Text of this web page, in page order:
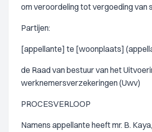
om veroordeling tot vergoeding van
Partijen:
[appellante] te [woonplaats]
de Raad van bestuur van het
werknemersverzekeringen (Uwv)
PROCESVERLOOP
Namens appellante heeft mr. B.